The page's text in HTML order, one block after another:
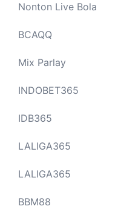
Nonton Live Bola
BCAQQ
Mix Parlay
INDOBET365
IDB365
LALIGA365
LALIGA365
BBM88